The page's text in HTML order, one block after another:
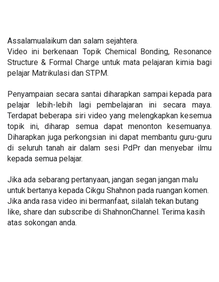
Assalamualaikum dan salam sejahtera.
Video ini berkenaan Topik Chemical Bonding, Resonance
Structure & Formal Charge untuk mata pelajaran kimia bagi
pelajar Matrikulasi dan STPM.
Penyampaian secara santai diharapkan sampai kepada para
pelajar lebih-lebih lagi pembelajaran ini secara maya.
Terdapat beberapa siri video yang melengkapkan kesemua
topik ini, diharap semua dapat menonton kesemuanya.
Diharapkan juga perkongsian ini dapat membantu guru-guru
di seluruh tanah air dalam sesi PdPr dan menyebar ilmu
kepada semua pelajar.
Jika ada sebarang pertanyaan, jangan segan jangan malu
untuk bertanya kepada Cikgu Shahnon pada ruangan komen.
Jika anda rasa video ini bermanfaat, silalah tekan butang
like, share dan subscribe di ShahnonChannel. Terima kasih
atas sokongan anda.